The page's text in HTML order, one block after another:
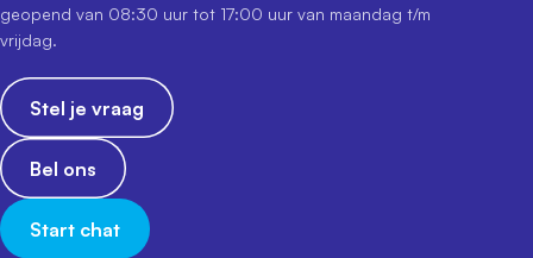
geopend van 08:30 uur tot 17:00 uur van maandag t/m
vrijdag.
Stel je vraag
Bel ons
Start chat